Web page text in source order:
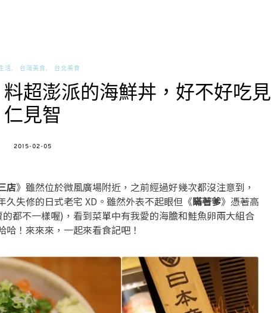
活 台灣美食 台北美食
超澎派的海鮮丼，好不好吃見
仁見智
POSTED
2015-02-05
店》雖然位於微風廣場附近，之前經過好幾次都沒注意到，
失修的日式老宅 XD。雖然外表不起眼但《瞞著爹》憑著高
都不一樣喔)，看到菜單中有我愛的海膽和鮭魚卵兩大組合
！來來來，一起來看食記吧！